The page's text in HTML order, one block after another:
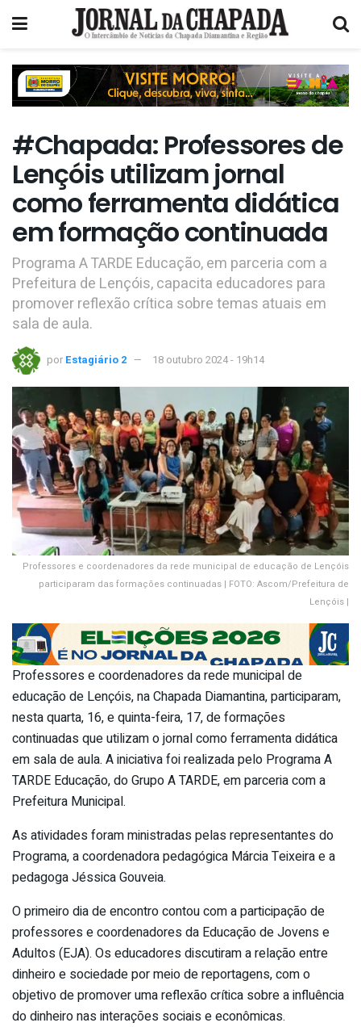
#Chapada: Professores de
Lençóis utilizam jornal
como ferramenta didática
em formação continuada
Programa A TARDE Educação, em parceria com a
Prefeitura de Lençóis, capacita educadores para
promover reflexão crítica sobre temas atuais em
sala de aula.
por Estagiário 2 18 outubro 2024 - 19h14
Professores e coordenadores da rede municipal de educação de Lençóis
participaram das formações continuadas | FOTO: Ascom/Prefeitura de
Lençóis |
Professores e coordenadores da rede municipal de
educação de Lençóis, na Chapada Diamantina, participaram,
nesta quarta, 16, e quinta-feira, 17, de formações
continuadas que utilizam o jornal como ferramenta didática
em sala de aula. A iniciativa foi realizada pelo Programa A
TARDE Educação, do Grupo A TARDE, em parceria com a
Prefeitura Municipal.
As atividades foram ministradas pelas representantes do
Programa, a coordenadora pedagógica Márcia Teixeira e a
pedagoga Jéssica Gouveia.
O primeiro dia de encontro contou com a participação de
professores e coordenadores da Educação de Jovens e
Adultos (EJA). Os educadores discutiram a relação entre
dinheiro e sociedade por meio de reportagens, com o
objetivo de promover uma reflexão crítica sobre a influência
do dinheiro nas interações sociais e econômicas.